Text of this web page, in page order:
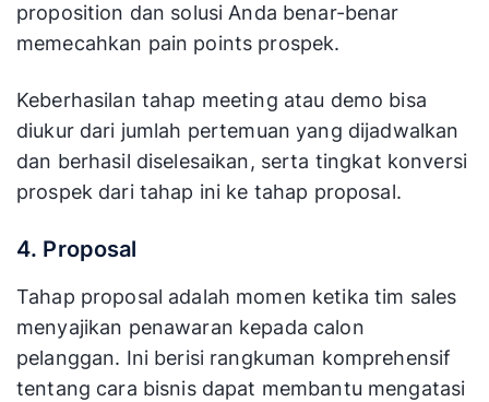
proposition dan solusi Anda benar-benar
memecahkan pain points prospek.
Keberhasilan tahap meeting atau demo bisa
diukur dari jumlah pertemuan yang dijadwalkan
dan berhasil diselesaikan, serta tingkat konversi
prospek dari tahap ini ke tahap proposal.
4. Proposal
Tahap proposal adalah momen ketika tim sales
menyajikan penawaran kepada calon
pelanggan. Ini berisi rangkuman komprehensif
tentang cara bisnis dapat membantu mengatasi